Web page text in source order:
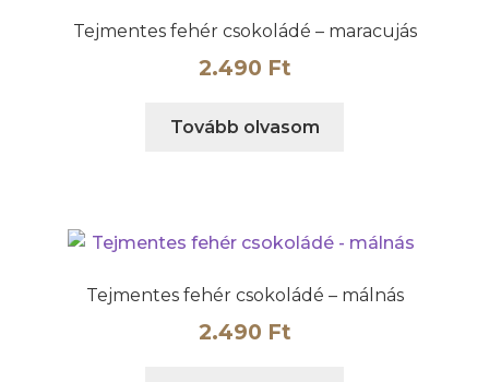
Tejmentes fehér csokoládé – maracujás
2.490 Ft
Tovább olvasom
Tejmentes fehér csokoládé – málnás
2.490 Ft